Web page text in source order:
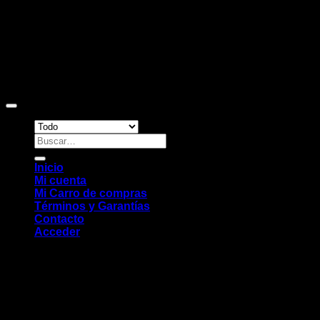
Buscar
por:
Inicio
Mi cuenta
Mi Carro de compras
Términos y Garantías
Contacto
Acceder